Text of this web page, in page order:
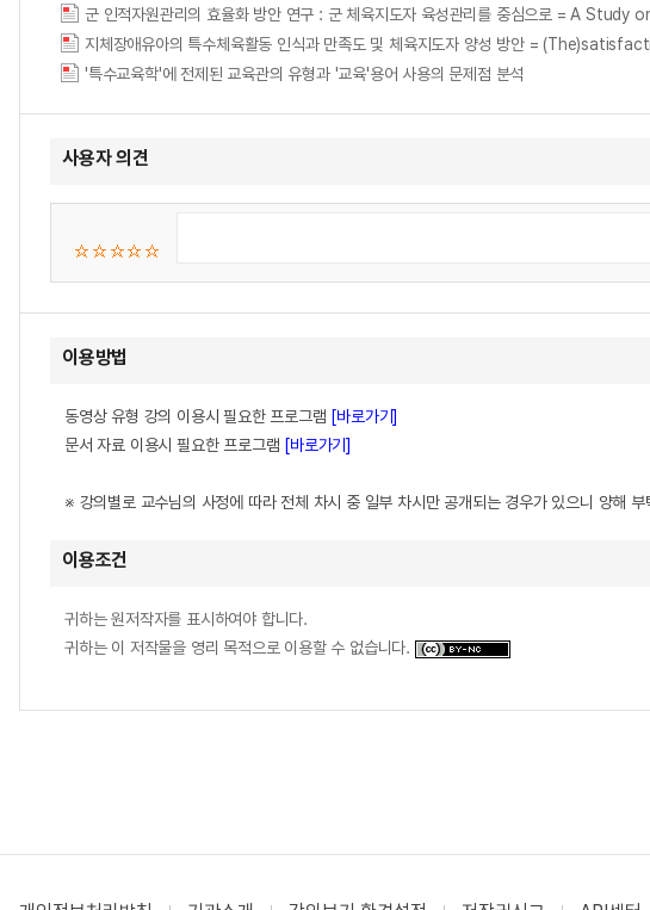
군 인적자원관리의 효율화 방안 연구 : 군 체육지도자 육성관리를 중심으로 = A
'특수교육학'에 전제된 교육관의 유형과 '교육'용어 사용의 문제점 분석
사용자 의견
이용방법
동영상 유형 강의 이용시 필요한 프로그램 [바로가기]
문서 자료 이용시 필요한 프로그램 [바로가기]
※ 강의별로 교수님의 사정에 따라 전체 차시 중 일부 차시만 공개되는 경우가 있으니 양해 부
이용조건
귀하는 원저작자를 표시하여야 합니다.
귀하는 이 저작물을 영리 목적으로 이용할 수 없습니다.